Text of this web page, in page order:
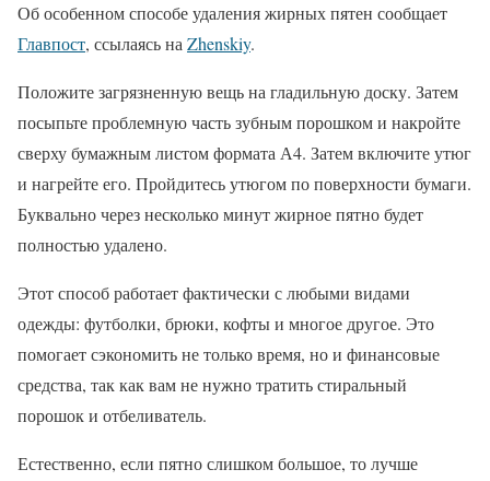
Об особенном способе удаления жирных пятен сообщает
Главпост, ссылаясь наZhenskiy.
Положите загрязненную вещь на гладильную доску. Затем
посыпьте проблемную часть зубным порошком и накройте
сверху бумажным листом формата А4. Затем включите утюг
и нагрейте его. Пройдитесь утюгом по поверхности бумаги.
Буквально через несколько минут жирное пятно будет
полностью удалено.
Этот способ работает фактически с любыми видами
одежды: футболки, брюки, кофты и многое другое. Это
помогает сэкономить не только время, но и финансовые
средства, так как вам не нужно тратить стиральный
порошок и отбеливатель.
Естественно, если пятно слишком большое, то лучше